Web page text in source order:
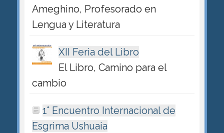
Ameghino, Profesorado en
Lengua y Literatura
XII Feria del Libro
El Libro, Camino para el
cambio
1° Encuentro Internacional de
Esgrima Ushuaia